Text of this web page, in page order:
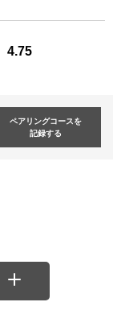
4.75
ペアリングコースを
記録する